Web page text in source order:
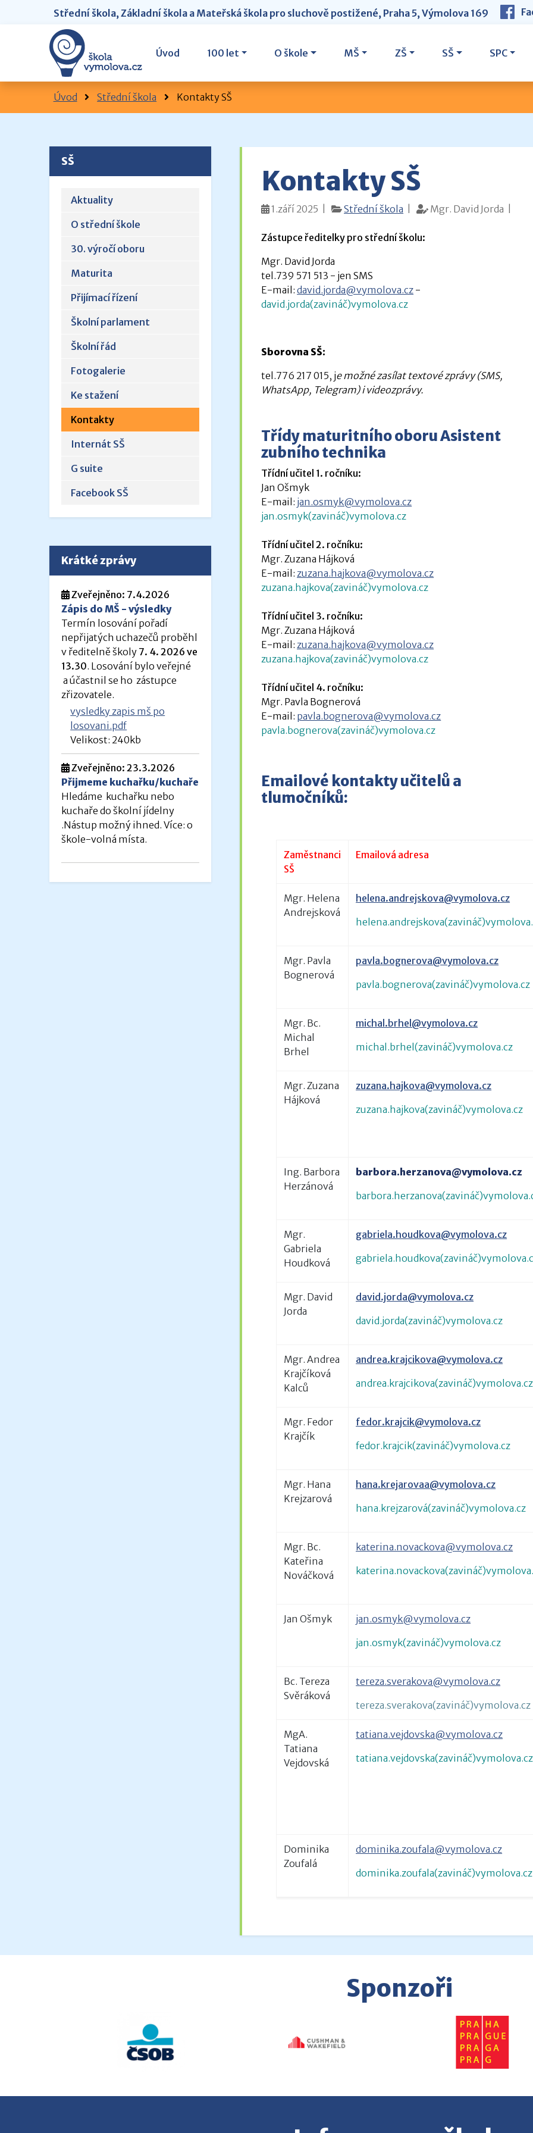
Střední škola, Základní škola a Mateřská škola pro sluchově postižené, Praha 5, Výmolova 169
Úvod 100 let O škole MŠ ZŠ SŠ SPC
Úvod Střední škola Kontakty SŠ
Kontakty SŠ
1.září 2025 | Střední škola | Mgr. David Jorda |
Zástupce ředitelky pro střední školu:
Mgr. David Jorda
tel.739 571 513 - jen SMS
E-mail:david.jorda@vymolova.cz -
david.jorda(zavináč)vymolova.cz
Sborovna SŠ:
tel.776 217 015, je možné zasílat textové zprávy (SMS,
WhatsApp, Telegram)ivideozprávy.
Třídy maturitního oboru Asistent
zubního technika
Třídní učitel 1. ročníku:
Jan Ošmyk
E-mail: jan.osmyk@vymolova.cz
jan.osmyk(zavináč)vymolova.cz
Třídní učitel 2. ročníku:
Mgr. Zuzana Hájková
E-mail: zuzana.hajkova@vymolova.cz
zuzana.hajkova(zavináč)vymolova.cz
Třídní učitel 3. ročníku:
Mgr. Zuzana Hájková
E-mail: zuzana.hajkova@vymolova.cz
zuzana.hajkova(zavináč)vymolova.cz
Třídní učitel 4. ročníku:
Mgr. Pavla Bognerová
E-mail: pavla.bognerova@vymolova.cz
pavla.bognerova(zavináč)vymolova.cz
Emailové kontakty učitelů a
tlumočníků:
Zaměstnanci
SŠ
Emailová adresa
Mgr. Helena
Andrejsková
helena.andrejskova@vymolova.cz
Mgr. Pavla
Bognerová
pavla.bognerova@vymolova.cz
pavla.bognerova(zavináč)vymolova.cz
Mgr. Bc.
Michal
Brhel
michal.brhel@vymolova.cz
michal.brhel(zavináč)vymolova.cz
Mgr. Zuzana
Hájková
zuzana.hajkova@vymolova.cz
zuzana.hajkova(zavináč)vymolova.cz
Ing. Barbora
Herzánová
barbora.herzanova@vymolova.cz
Mgr.
Gabriela
Houdková
gabriela.houdkova@vymolova.cz
Mgr. David
Jorda
david.jorda@vymolova.cz
david.jorda(zavináč)vymolova.cz
Mgr. Andrea
Krajčíková
Kalců
andrea.krajcikova@vymolova.cz
andrea.krajcikova(zavináč)vymolova.cz
Mgr. Fedor
Krajčík
fedor.krajcik@vymolova.cz
fedor.krajcik(zavináč)vymolova.cz
Mgr. Hana
Krejzarová
hana.krejarovaa@vymolova.cz
hana.krejzarová(zavináč)vymolova.cz
Mgr. Bc.
Kateřina
Nováčková
katerina.novackova@vymolova.cz
Jan Ošmyk
jan.osmyk@vymolova.cz
jan.osmyk(zavináč)vymolova.cz
Bc. Tereza
Svěráková
tereza.sverakova@vymolova.cz
tereza.sverakova(zavináč)vymolova.cz
MgA.
Tatiana
Vejdovská
tatiana.vejdovska@vymolova.cz
tatiana.vejdovska(zavináč)vymolova.cz
Dominika
Zoufalá
dominika.zoufala@vymolova.cz
dominika.zoufala(zavináč)vymolova.cz
SŠ
Aktuality
O střední škole
30. výročí oboru
Maturita
Přijímací řízení
Školní parlament
Školní řád
Fotogalerie
Ke stažení
Kontakty
Internát SŠ
G suite
Facebook SŠ
Krátké zprávy
Zveřejněno: 7.4.2026
Zápis do MŠ - výsledky
Termín losování pořadí
nepřijatých uchazečů proběhl
v ředitelně školy 7. 4. 2026 ve
13.30. Losování bylo veřejné
a účastnil se ho zástupce
zřizovatele.
vysledky zapis mš po
losovani.pdf
Velikost: 240kb
Zveřejněno: 23.3.2026
Přijmeme kuchařku/kuchaře
Hledáme kuchařku nebo
kuchaře do školní jídelny
.Nástup možný ihned. Více: o
škole-volná místa.
Sponzoři